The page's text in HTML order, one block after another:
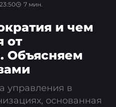
7 мин.
и чем
от
Объясняем
управления в
основанная